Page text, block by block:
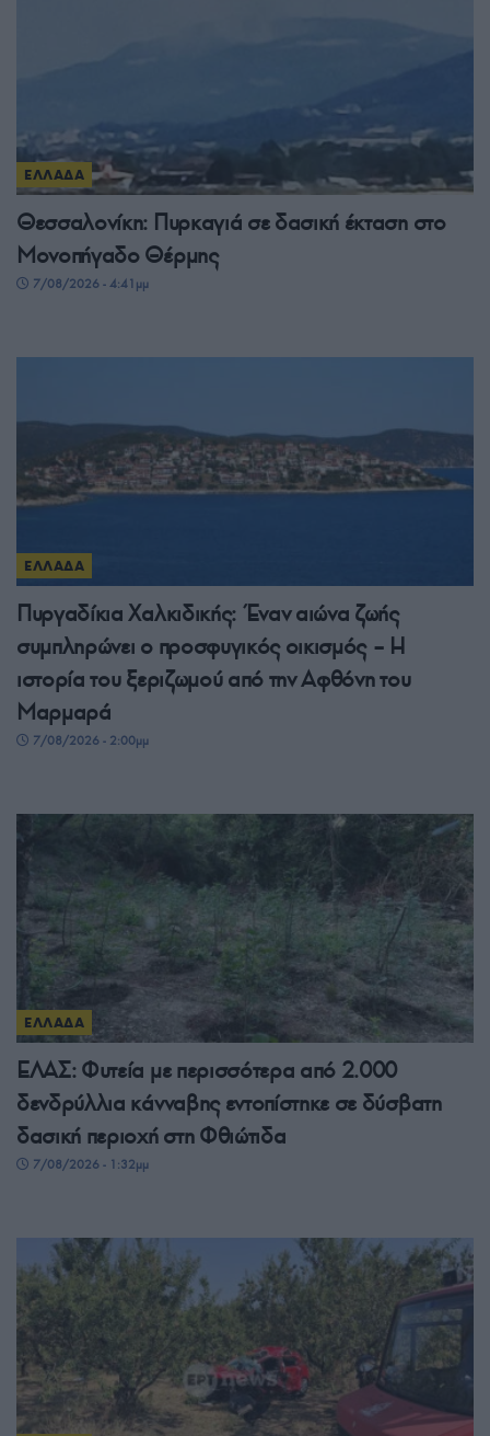
ΕΛΛΑΔΑ
Θεσσαλονίκη: Πυρκαγιά σε δασική έκταση στο
Μονοπήγαδο Θέρμης
7/08/2026 - 4:41μμ
ΕΛΛΑΔΑ
Πυργαδίκια Χαλκιδικής: Έναν αιώνα ζωής
συμπληρώνει ο προσφυγικός οικισμός – Η
ιστορία του ξεριζωμού από την Αφθόνη του
Μαρμαρά
7/08/2026 - 2:00μμ
ΕΛΛΑΔΑ
ΕΛΑΣ: Φυτεία με περισσότερα από 2.000
δενδρύλλια κάνναβης εντοπίστηκε σε δύσβατη
δασική περιοχή στη Φθιώτιδα
7/08/2026 - 1:32μμ